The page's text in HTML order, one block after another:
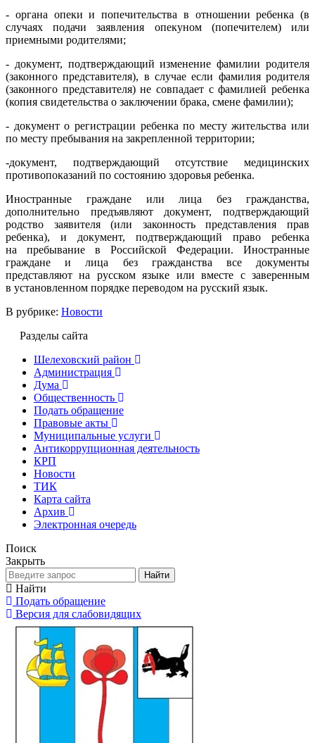
- органа опеки и попечительства в отношении ребенка (в
случаях подачи заявления опекуном (попечителем) или
приемными родителями;
- документ, подтверждающий изменение фамилии родителя
(законного представителя), в случае если фамилия родителя
(законного представителя) не совпадает с фамилией ребенка
(копия свидетельства о заключении брака, смене фамилии);
- документ о регистрации ребенка по месту жительства или
по месту пребывания на закрепленной территории;
-документ, подтверждающий отсутствие медицинских
противопоказаний по состоянию здоровья ребенка.
Иностранные граждане или лица без гражданства,
дополнительно предъявляют документ, подтверждающий
родство заявителя (или законность представления прав
ребенка), и документ, подтверждающий право ребенка
на пребывание в Российской Федерации. Иностранные
граждане и лица без гражданства все документы
представляют на русском языке или вместе с заверенным
в установленном порядке переводом на русский язык.
В рубрике: Новости
Разделы сайта
Шелеховский район
Администрация
Дума
Общественность
Подать обращение
Правовые акты
Муниципальные услуги
Антикоррупционная деятельность
КРП
Новости
ТИК
Карта сайта
Архив
Электронная очередь
Поиск
Закрыть
Найти
Найти
Подать обращение
Версия для слабовидящих